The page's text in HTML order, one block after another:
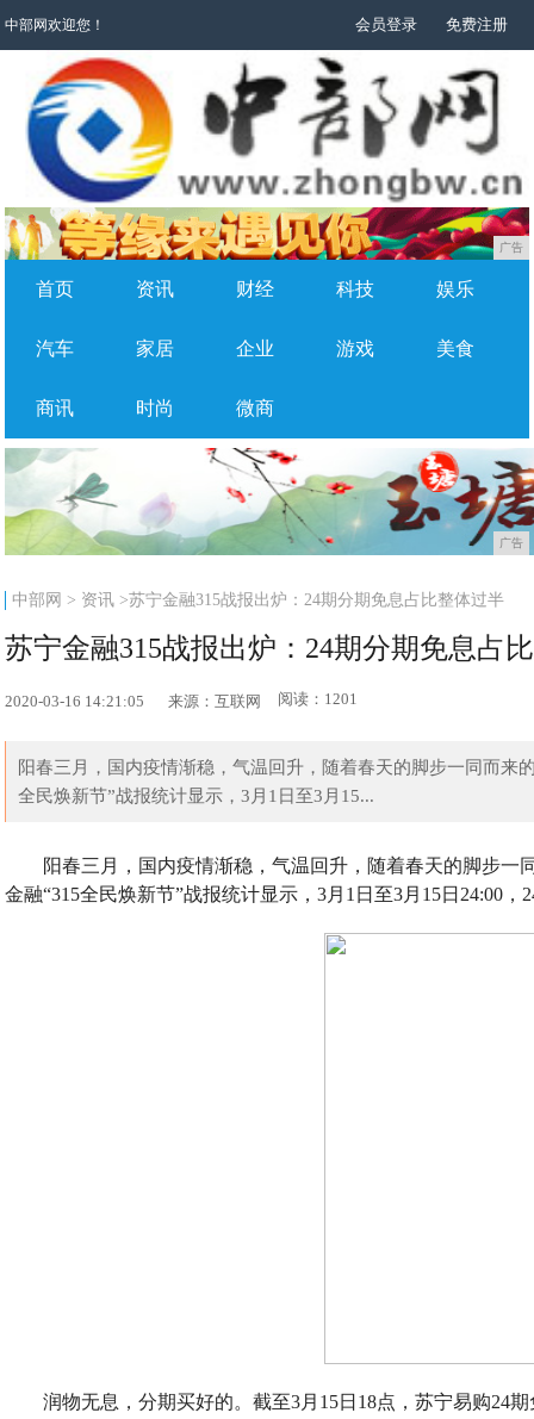
中部网欢迎您！ 会员登录 免费注册
广告
首页 资讯 财经 科技 娱乐
汽车 家居 企业 游戏 美食
商讯 时尚 微商
广告
中部网 > 资讯 >苏宁金融315战报出炉：24期分期免息占比整体过半
苏宁金融315战报出炉：24期分期免息占
2020-03-16 14:21:05 来源：互联网 阅读：1201
阳春三月，国内疫情渐稳，气温回升，随着春天的脚步一同而
全民焕新节”战报统计显示，3月1日至3月15...
阳春三月，国内疫情渐稳，气温回升，随着春天的脚步
金融“315全民焕新节”战报统计显示，3月1日至3月15日24:00，
润物无息，分期买好的。截至3月15日18点，苏宁易购24